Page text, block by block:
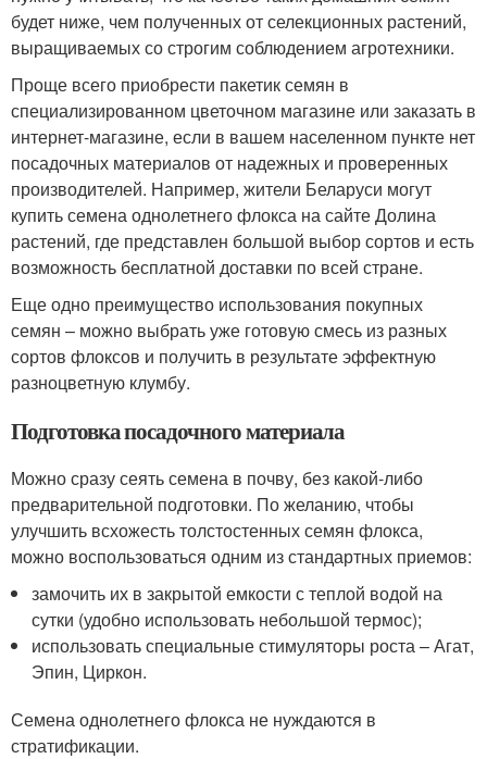
будет ниже, чем полученных от селекционных растений,
выращиваемых со строгим соблюдением агротехники.
Проще всего приобрести пакетик семян в
специализированном цветочном магазине или заказать в
интернет-магазине, если в вашем населенном пункте нет
посадочных материалов от надежных и проверенных
производителей. Например, жители Беларуси могут
купить семена однолетнего флокса на сайте Долина
растений, где представлен большой выбор сортов и есть
возможность бесплатной доставки по всей стране.
Еще одно преимущество использования покупных
семян – можно выбрать уже готовую смесь из разных
сортов флоксов и получить в результате эффектную
разноцветную клумбу.
Подготовка посадочного материала
Можно сразу сеять семена в почву, без какой-либо
предварительной подготовки. По желанию, чтобы
улучшить всхожесть толстостенных семян флокса,
можно воспользоваться одним из стандартных приемов:
замочить их в закрытой емкости с теплой водой на
сутки (удобно использовать небольшой термос);
использовать специальные стимуляторы роста – Агат,
Эпин, Циркон.
Семена однолетнего флокса не нуждаются в
стратификации.